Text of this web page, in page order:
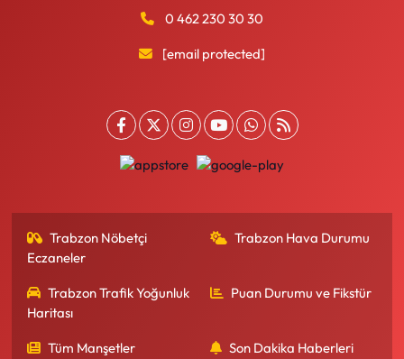
0 462 230 30 30
[email protected]
Trabzon Nöbetçi
Eczaneler
Trabzon Hava Durumu
Trabzon Trafik Yoğunluk
Haritası
Puan Durumu ve Fikstür
Tüm Manşetler Son Dakika Haberleri